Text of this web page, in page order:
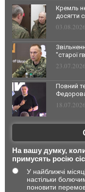
Кремль
досягти
"старої
Повний
На вашу думку, коли
примусять росію
У найближчі
настільки
поновити